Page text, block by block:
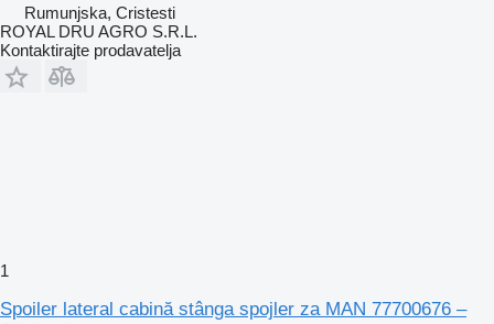
Rumunjska, Cristesti
ROYAL DRU AGRO S.R.L.
Kontaktirajte prodavatelja
1
Spoiler lateral cabină stânga spojler za MAN 77700676 –